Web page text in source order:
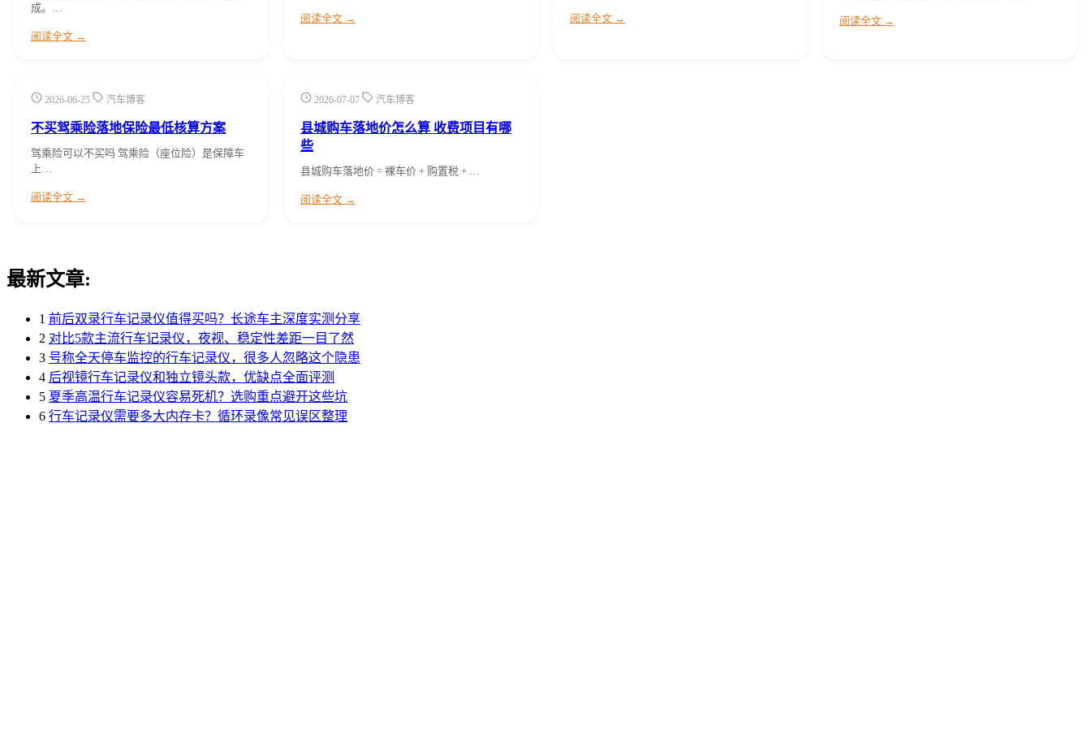
成。…
阅读全文 →
阅读全文 → 阅读全文 → 阅读全文 →
2026-06-25 汽车博客
不买驾乘险落地保险最低核算方案
驾乘险可以不买吗 驾乘险（座位险）是保障车
上…
阅读全文 →
2026-07-07 汽车博客
县城购车落地价怎么算 收费项目有哪
些
县城购车落地价 = 裸车价 + 购置税 + …
阅读全文 →
最新文章:
1 前后双录行车记录仪值得买吗？长途车主深度实测分享
2 对比5款主流行车记录仪，夜视、稳定性差距一目了然
3 号称全天停车监控的行车记录仪，很多人忽略这个隐患
4 后视镜行车记录仪和独立镜头款，优缺点全面评测
5 夏季高温行车记录仪容易死机？选购重点避开这些坑
6 行车记录仪需要多大内存卡？循环录像常见误区整理